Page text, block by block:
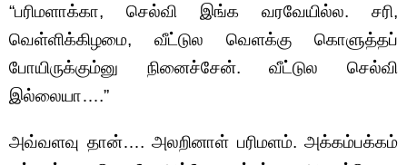
“பரிமளாக்கா, செல்வி இங்க வரவேயில்ல. சரி,
வெள்ளிக்கிழமை, வீட்டுல வெளக்கு கொளுத்தப்
போயிருக்கும்னு நினைச்சேன். வீட்டுல செல்வி
இல்லையா….”
அவ்வளவு தான்…. அலறினாள் பரிமளம். அக்கம்பக்கம்